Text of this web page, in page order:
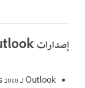
إصدارات Outlook المعتمدة
Outlook لـ Windows 2010 و2013 و2016: تتم إضافة المكون الإضافي تلقائيًا إلى Outlook عند تثبيت Acrobat على الكمبيوتر.